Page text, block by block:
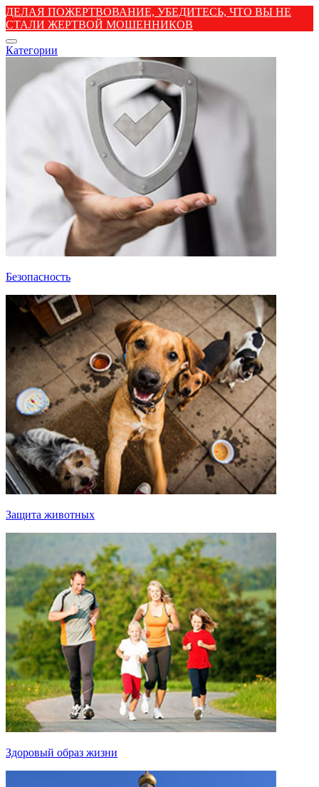
ДЕЛАЯ ПОЖЕРТВОВАНИЕ, УБЕДИТЕСЬ, ЧТО ВЫ НЕ
СТАЛИ ЖЕРТВОЙ МОШЕННИКОВ
Категории
Безопасность
Защита животных
Здоровый образ жизни